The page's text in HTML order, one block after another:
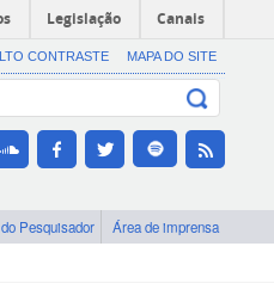
Legislação Canais
CONTRASTE MAPA DO SITE
Pesquisador Área de imprensa